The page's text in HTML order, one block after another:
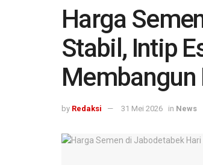
Harga
Stabil, Intip
Membangun
by Redaksi 31 Mei 2026 in News